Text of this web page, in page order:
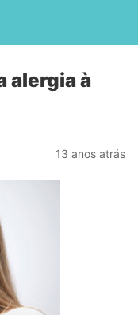
alergia à
13 anos atrás